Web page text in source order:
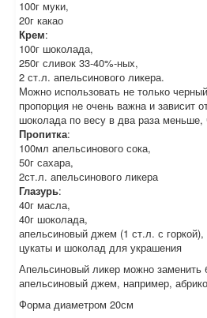
100г муки,
20г какао
Крем:
100г шоколада,
250г сливок 33-40%-ных,
2 ст.л. апельсинового ликера.
Можно использовать не только
пропорция не очень важна и зависит
шоколада по весу в два раза меньше,
Пропитка:
100мл апельсинового сока,
50г сахара,
2ст.л. апельсинового ликера
Глазурь:
40г масла,
40г шоколада,
апельсиновый джем (1 ст.л. с горкой),
цукаты и шоколад для украшения
Апельсиновый ликер можно заменить
апельсиновый джем, например,
Форма диаметром 20см